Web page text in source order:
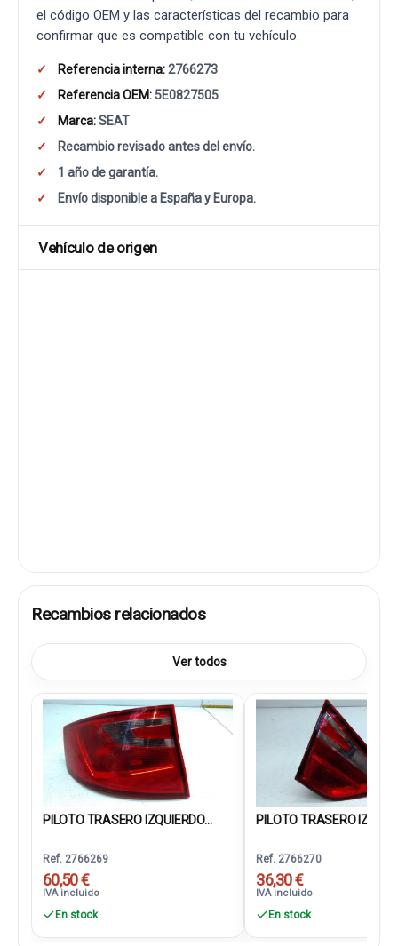
el código OEM y las características del recambio para
confirmar que es compatible con tu vehículo.
Referencia interna:2766273
Referencia OEM: 5E0827505
Marca:SEAT
Recambio revisado antes del envío.
1 año de garantía.
Envío disponible a España y Europa.
Vehículo de origen
Recambios relacionados
Ver todos
PILOTO TRASERO IZQUIERDO...
Ref. 2766269
60,50 €
IVA incluido
En stock
PILOTO TRASERO
Ref. 2766270
36,30 €
IVA incluido
En stock